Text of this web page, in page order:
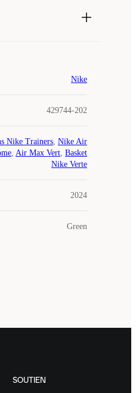
Nike
429744-202
Nike Trainers, Nike Air
, Air Max Vert, Basket
Nike Verte
2024
Green
SOUTIEN